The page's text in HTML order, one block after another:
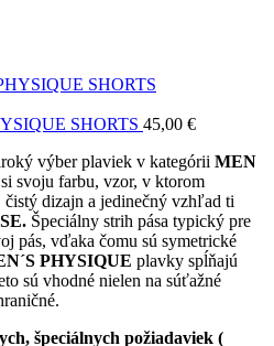
SHORTS 45,00 €
výber plaviek v kategórii MEN
svoju farbu, vzor, v ktorom
čistý dizajn a jedinečný vzhľad ti
Špeciálny strih pása typický pre
pás, vďaka čomu sú symetrické
PHYSIQUE plavky spĺňajú
sú vhodné nielen na súťažné
špeciálnych požiadaviek (